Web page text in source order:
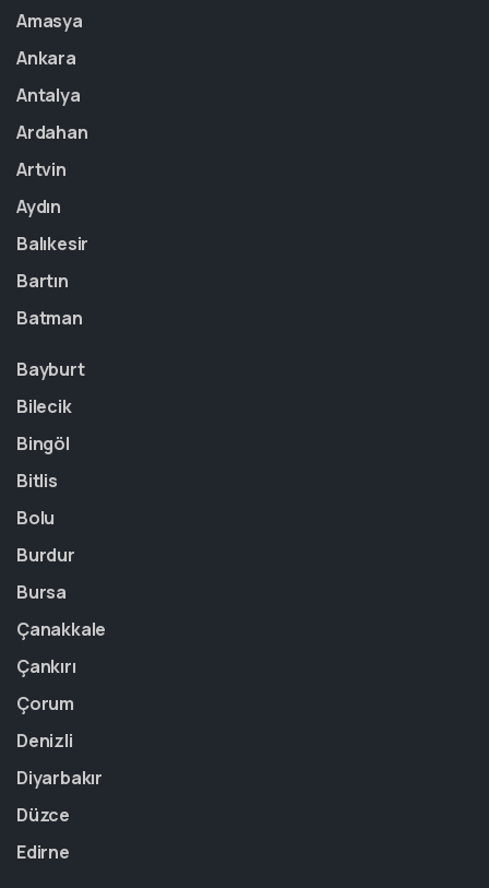
Amasya
Ankara
Antalya
Ardahan
Artvin
Aydın
Balıkesir
Bartın
Batman
Bayburt
Bilecik
Bingöl
Bitlis
Bolu
Burdur
Bursa
Çanakkale
Çankırı
Çorum
Denizli
Diyarbakır
Düzce
Edirne